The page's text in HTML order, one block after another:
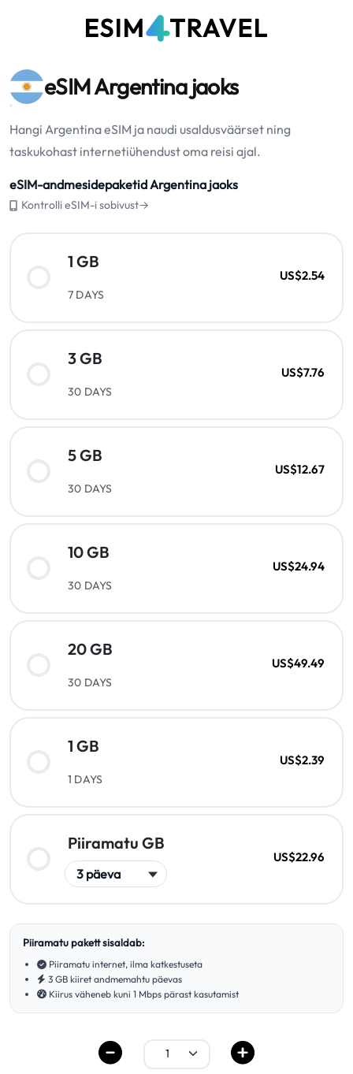
eSIM Argentina jaoks
Hangi Argentina eSIM ja naudi usaldusväärset ning
taskukohast internetiühendust oma reisi ajal.
eSIM-andmesidepaketid Argentina jaoks
Kontrolli eSIM-i sobivust→
1 GB
7 DAYS
US$2.54
3 GB
30 DAYS
US$7.76
5 GB
30 DAYS
US$12.67
10 GB
30 DAYS
US$24.94
20 GB
30 DAYS
US$49.49
1 GB
1 DAYS
US$2.39
Piiramatu GB
US$22.96
Piiramatu pakett sisaldab:
Piiramatu internet, ilma katkestuseta
3 GB kiiret andmemahtu päevas
Kiirus väheneb kuni 1 Mbps pärast kasutamist